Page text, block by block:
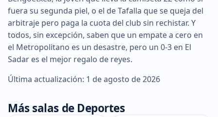
fuera su segunda piel, o el de Tafalla que se queja del
arbitraje pero paga la cuota del club sin rechistar. Y
todos, sin excepción, saben que un empate a cero en
el Metropolitano es un desastre, pero un 0-3 en El
Sadar es el mejor regalo de reyes.
Última actualización: 1 de agosto de 2026
Más salas de Deportes